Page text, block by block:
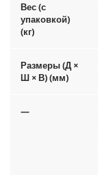
Вес (с
упаковкой)
(кг)
Размеры (Д ×
Ш × В) (мм)
—